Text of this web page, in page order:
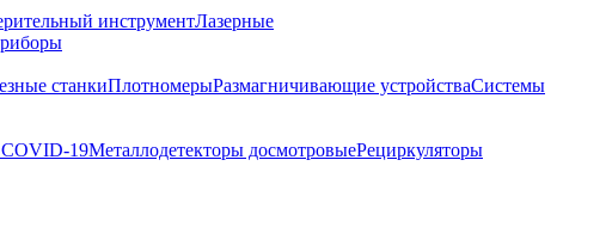
инструментЛазерные
станкиПлотномерыРазмагничивающие устройстваСистемы
19Металлодетекторы досмотровыеРециркуляторы